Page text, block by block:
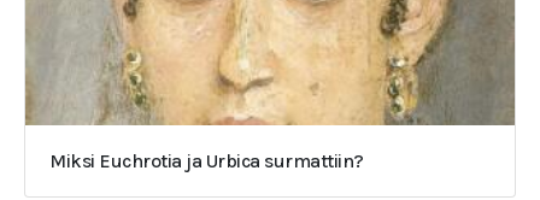
Miksi Euchrotia ja Urbica surmattiin?